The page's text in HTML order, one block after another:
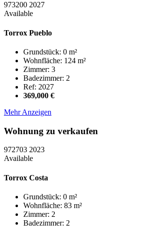
973200 2027
Available
Torrox Pueblo
Grundstück: 0 m²
Wohnfläche: 124 m²
Zimmer: 3
Badezimmer: 2
Ref: 2027
369,000 €
Mehr Anzeigen
Wohnung zu verkaufen
972703 2023
Available
Torrox Costa
Grundstück: 0 m²
Wohnfläche: 83 m²
Zimmer: 2
Badezimmer: 2